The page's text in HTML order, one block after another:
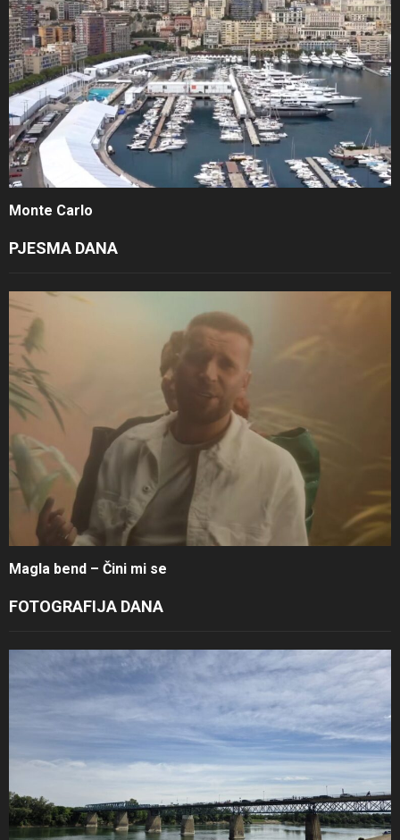
Monte Carlo
PJESMA DANA
Magla bend – Čini mi se
FOTOGRAFIJA DANA